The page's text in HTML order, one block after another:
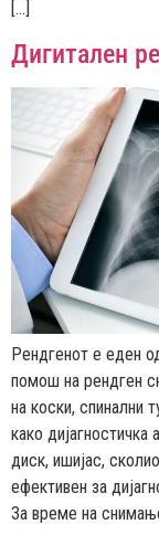
[…]
Дигитален
Рендгенот е еден
помош на рендген
на коски, спинални
како
диск, ишијас,
ефективен за
За време на